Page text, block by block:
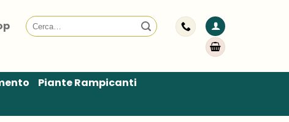
Cerca:
Piante Rampicanti